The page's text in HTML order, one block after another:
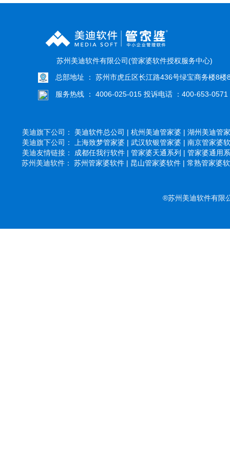
苏州美迪软件有限公司(管家婆软件授权服务中心)
总部地址 ： 苏州市虎丘区长江路436号绿宝商务楼8楼
服务热线 ： 4006-025-015 投诉电话 ：400-653-0571
美迪旗下公司： 美迪软件总公司 | 杭州美迪管家婆 | 湖州美迪管
美迪旗下公司：
上海致梦管家婆 | 武汉软银管家婆 | 南京管家婆
美迪友情链接： 成都任我行软件 | 管家婆天通系列 | 管家婆通用
苏州美迪软件： 苏州管家婆软件 | 昆山管家婆软件 | 常熟管家婆
®苏州美迪软件有限